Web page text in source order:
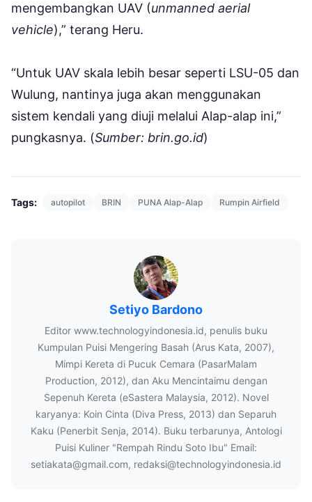
mengembangkan UAV (unmanned aerial
vehicle),” terang Heru.
“Untuk UAV skala lebih besar seperti LSU-05 dan
Wulung, nantinya juga akan menggunakan
sistem kendali yang diuji melalui Alap-alap ini,”
pungkasnya. (Sumber: brin.go.id)
Tags: autopilot BRIN PUNA Alap-Alap Rumpin Airfield
Setiyo Bardono
Editor www.technologyindonesia.id, penulis buku
Kumpulan Puisi Mengering Basah (Arus Kata, 2007),
Mimpi Kereta di Pucuk Cemara (PasarMalam
Production, 2012), dan Aku Mencintaimu dengan
Sepenuh Kereta (eSastera Malaysia, 2012). Novel
karyanya: Koin Cinta (Diva Press, 2013) dan Separuh
Kaku (Penerbit Senja, 2014). Buku terbarunya, Antologi
Puisi Kuliner "Rempah Rindu Soto Ibu" Email:
setiakata@gmail.com, redaksi@technologyindonesia.id